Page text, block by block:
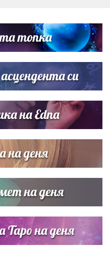
Дженифър Анистън,
на яхта
топка
си
на Edna
на деня
на деня
на деня